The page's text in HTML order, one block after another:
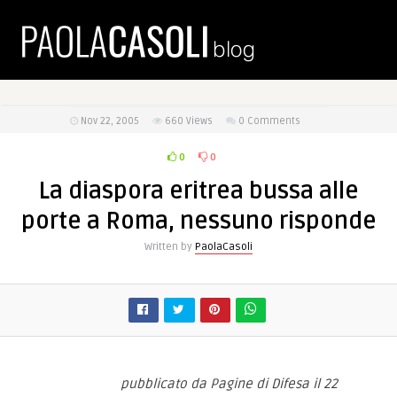
Nov 22, 2005 660 Views 0 Comments
0 0
La diaspora eritrea bussa alle
porte a Roma, nessuno risponde
Written by PaolaCasoli
pubblicato da Pagine di Difesa il 22